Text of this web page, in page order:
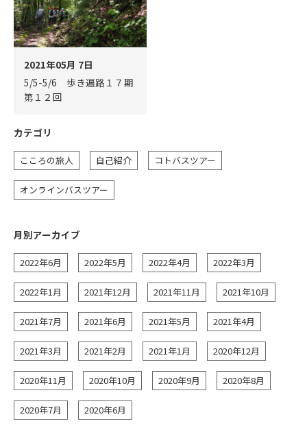
2021年05月 7日
5/5-5/6 歩き遍路１７期
第１２回
カテゴリ
こころの旅人 自己紹介 コトバスツアー
オンラインバスツアー
月別アーカイブ
2022年6月 2022年5月 2022年4月 2022年3月
2022年1月 2021年12月 2021年11月 2021年10月
2021年7月 2021年6月 2021年5月 2021年4月
2021年3月 2021年2月 2021年1月 2020年12月
2020年11月 2020年10月 2020年9月 2020年8月
2020年7月 2020年6月